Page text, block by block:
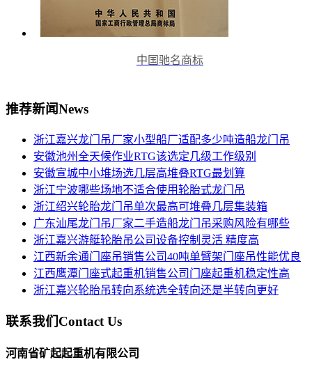
中国驰名商标
推荐新闻News
浙江嘉兴龙门吊厂家小型船厂适配多少吨造船龙门吊
安徽池州全天候作业RTG该选定几级工作级别
安徽宣城中小堆场选几层高堆叠RTG最划算
浙江宁波哪些场地不适合使用轮胎式龙门吊
浙江绍兴轮胎龙门吊单次最高可堆叠几层集装箱
广东汕尾龙门吊厂家二手造船龙门吊采购风险有哪些
浙江嘉兴游艇轮胎吊公司设备控制灵活 精度高
江西新余通门座吊销售公司40吨单臂架门座吊性能优良
江西鹰潭门座式起重机销售公司门座起重机稳定性高
浙江嘉兴轮胎吊转向系统选全转向还是半转向更好
联系我们Contact Us
河南省矿起起重机有限公司